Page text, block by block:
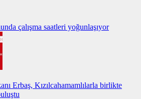
çalışma saatleri yoğunlaşıyor
Erbaş, Kızılcahamamlılarla birlikte